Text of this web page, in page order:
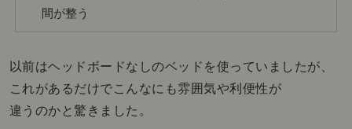
間が整う
以前はヘッドボードなしのベッドを使っていましたが、
これがあるだけでこんなにも雰囲気や利便性が
違うのかと驚きました。